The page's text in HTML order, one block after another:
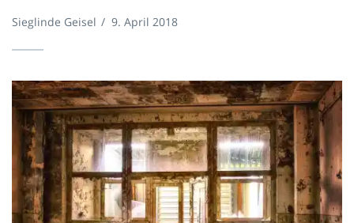
Sieglinde Geisel / 9. April 2018